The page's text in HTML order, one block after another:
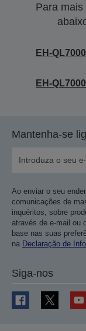
Para
EH-
EH-
Mantenha-se
Ao enviar o seu
comunicações de
inquéritos, sobre
através de e-mail ou
base nas suas
na Declaração de
Siga-nos